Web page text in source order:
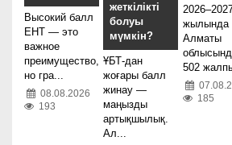
Высокий балл
ЕНТ — это
важное
преимущество,
но гра...
08.08.2026
193
жеткілікті
болуы
мүмкін?
ҰБТ-дан
жоғары балл
жинау —
маңызды
артықшылық.
Ал...
жылында
Алматы
502
185